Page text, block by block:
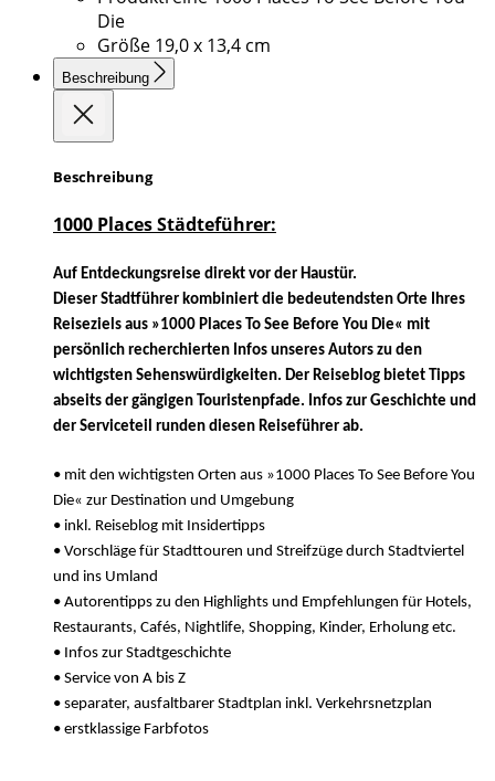
Die
Größe 19,0 x 13,4 cm
Beschreibung
Beschreibung
1000 Places Städteführer:
Auf Entdeckungsreise direkt vor der Haustür.
Dieser Stadtführer kombiniert die bedeutendsten Orte Ihres
Reiseziels aus »1000 Places To See Before You Die« mit
persönlich recherchierten Infos unseres Autors zu den
wichtigsten Sehenswürdigkeiten. Der Reiseblog bietet Tipps
abseits der gängigen Touristenpfade. Infos zur Geschichte und
der Serviceteil runden diesen Reiseführer ab.
• mit den wichtigsten Orten aus »1000 Places To See Before You
Die« zur Destination und Umgebung
• inkl. Reiseblog mit Insidertipps
• Vorschläge für Stadttouren und Streifzüge durch Stadtviertel
und ins Umland
• Autorentipps zu den Highlights und Empfehlungen für Hotels,
Restaurants, Cafés, Nightlife, Shopping, Kinder, Erholung etc.
• Infos zur Stadtgeschichte
• Service von A bis Z
• separater, ausfaltbarer Stadtplan inkl. Verkehrsnetzplan
• erstklassige Farbfotos